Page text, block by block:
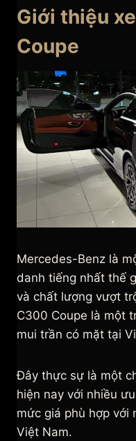
Giới thiệu
Coupe
Mercedes-Benz là
danh tiếng nhất thế
và chất lượng vượt
C300 Coupe là một
mui trần có mặt tại
Đây thực sự là một
hiện nay với nhiều
mức giá phù hợp với
Việt Nam.